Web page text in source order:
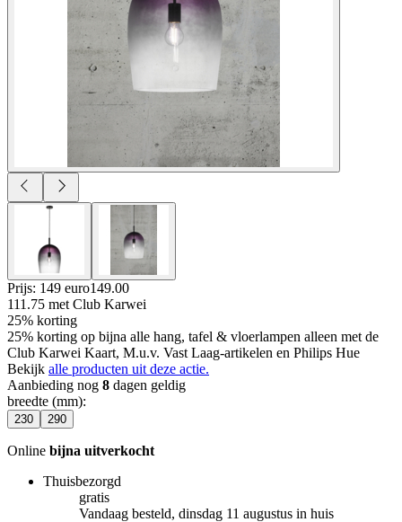
Prijs: 149 euro149.00
111.75 met Club Karwei
25% korting
25% korting op bijna alle hang, tafel & vloerlampen alleen met de
Club Karwei Kaart, M.u.v. Vast Laag-artikelen en Philips Hue
Bekijk alle producten uit deze actie.
Aanbieding nog 8 dagen geldig
breedte (mm):
230 290
Online bijna uitverkocht
Thuisbezorgd
gratis
Vandaag besteld, dinsdag 11 augustus in huis